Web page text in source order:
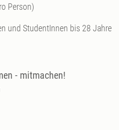
Person)
und StudentInnen bis 28 Jahre
- mitmachen!